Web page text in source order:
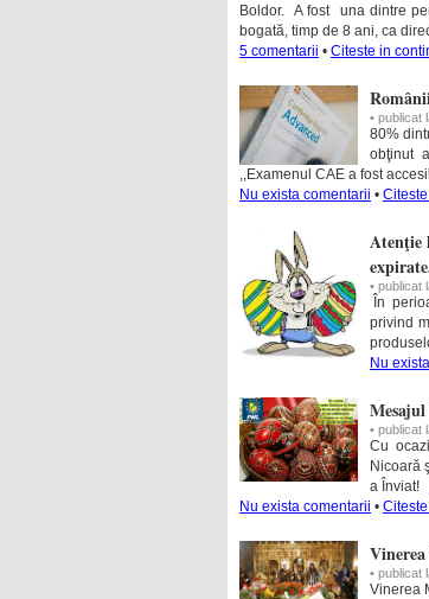
Boldor. A fost una dintre
bogată, timp de 8 ani, ca
5 comentarii • Citeste in
• publicat
80%
obţinut
,,Examenul CAE a fost
Nu exista comentarii •
Atenţie
• publicat
În
privind
Nu
• publicat
Cu
Nicoară
a Înviat!
Nu exista comentarii •
• publicat
Vinerea